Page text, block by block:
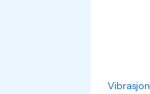
Vibrasjon